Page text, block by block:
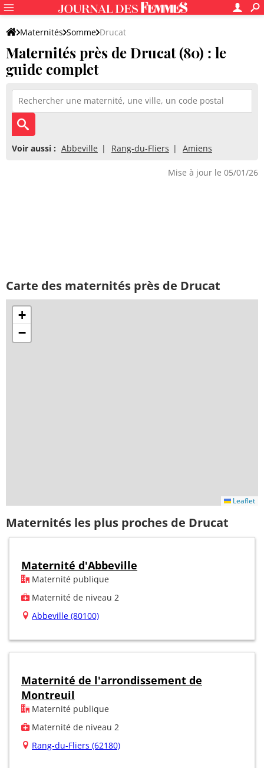
Maternités Somme Drucat
Maternités près de Drucat (80) : le
guide complet
Voir aussi : Abbeville Rang-du-Fliers Amiens
Mise à jour le 05/01/26
Carte des maternités près de Drucat
+
−
Leaflet
Maternités les plus proches de Drucat
Maternité d'Abbeville
Maternité publique
Maternité de niveau 2
Abbeville (80100)
Maternité de l'arrondissement de
Montreuil
Maternité publique
Maternité de niveau 2
Rang-du-Fliers (62180)